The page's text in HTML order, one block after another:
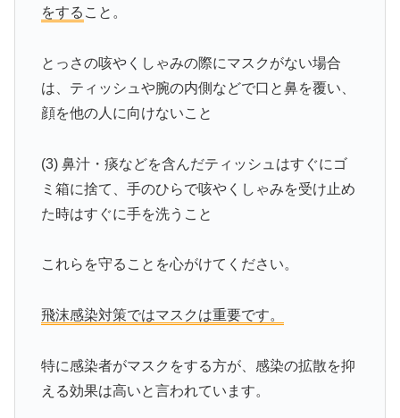
をする こと。
とっさの咳やくしゃみの際にマスクがない場合
は、ティッシュや腕の内側などで口と鼻を覆い、
顔を他の人に向けないこと
(3) 鼻汁・痰などを含んだティッシュはすぐにゴ
ミ箱に捨て、手のひらで咳やくしゃみを受け止め
た時はすぐに手を洗うこと
これらを守ることを心がけてください。
飛沫感染対策ではマスクは重要です。
特に感染者がマスクをする方が、感染の拡散を抑
える効果は高いと言われています。